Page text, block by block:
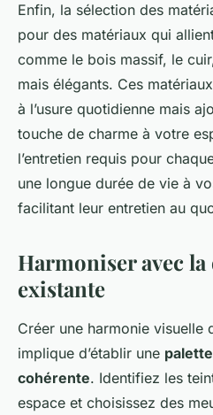
Enfin, la sélection des
pour des matériaux qui
comme le bois massif, le
mais élégants. Ces
à l’usure quotidienne mais
touche de charme à votre
l’entretien requis pour
une longue durée de vie à
facilitant leur entretien au
Harmoniser avec
existante
Créer une harmonie visuelle
implique d’établir une
cohérente. Identifiez les
espace et choisissez des